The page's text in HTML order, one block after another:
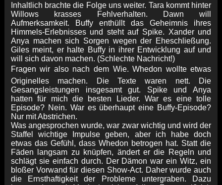
Inhaltlich brachte die Folge uns weiter. Tara kommt hinter
Willows krasses Fehlverhalten. Dawn will
Aufmerksamkeit. Buffy enthüllt das Geheimnis ihres
Himmels-Erlebnisses und steht auf Spike. Xander und
Anya machen sich Sorgen wegen der Eheschließung.
Giles meint, er halte Buffy in ihrer Entwicklung auf und
will sich davon machen. (Schlechte Nachricht!)
Fragen wir also nach dem Wie. Whedon wollte etwas
Originelles machen. Die Texte waren nett. Die
Gesangsleistungen insgesamt gut. Spike und Anya
hatten für mich die besten Lieder. War es eine tolle
Episode? Nein. War es überhaupt eine Buffy-Episode?
Nur mit Abstrichen.
Was angesprochen wurde, war zwar wichtig und wird der
Staffel wichtige Impulse geben, aber ich habe doch
etwas das Gefühl, dass Whedon betrogen hat. Statt die
Fäden langsam zu knüpfen, ändert er die Regeln und
schlägt sie einfach durch. Der Dämon war ein Witz, ein
bloßer Vorwand für diesen Show-Act. Daher wurde auch
die Ernsthaftigkeit der Probleme untergraben. Dazu